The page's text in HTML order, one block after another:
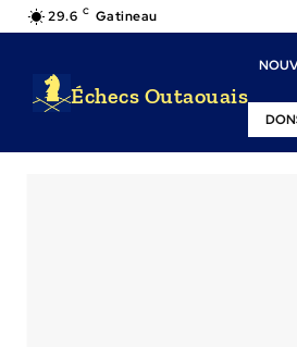
29.6 C Gatineau
Échecs Outaouais